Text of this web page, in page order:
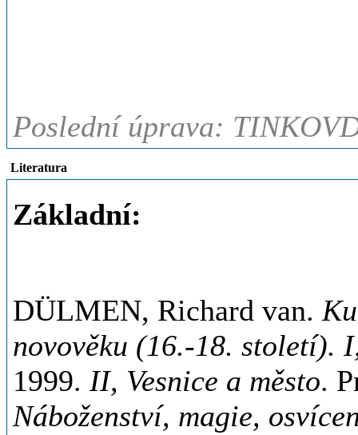
Poslední úprava:
Literatura
Základní:
DÜLMEN, Richard van.
novověku (16.-18. století).
1999. II, Vesnice a město.
Náboženství, magie,